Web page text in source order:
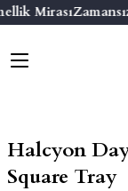
Mirası
ve Aksesuarlar
Seriler
Halcyon
Square Tray